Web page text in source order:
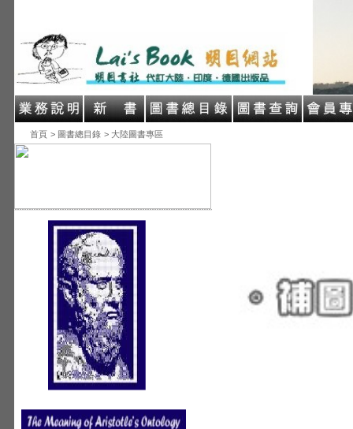
首頁 > 圖書總目錄 > 大陸圖書專區